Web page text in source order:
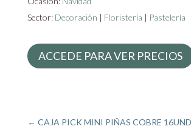
Sector: Decoración | Floristería | Pastelería
ACCEDE PARA VER PRECIOS
← CAJA PICK MINI PIÑAS COBRE